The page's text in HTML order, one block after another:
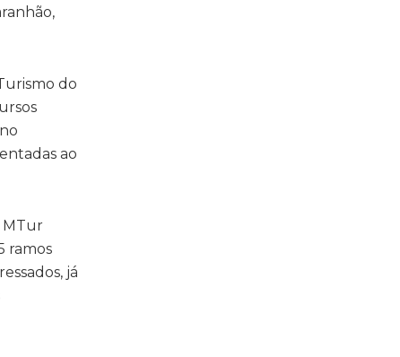
do
ao
MTur
ramos
já